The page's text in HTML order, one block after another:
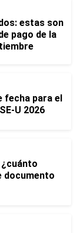
estas son
pago de la
fecha para el
U 2026
documento